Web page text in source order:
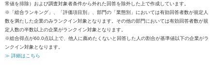
常値を排除）および調査対象者条件から外れた回答を除外した上で作成しています。
※「総合ランキング」、「評価項目別」、部門の「業態別」においては有効回答者数が規定人
数を満たした企業のみランクイン対象となります。その他の部門においては有効回答者数が規
定人数の半数以上の企業がランクイン対象となります。
※総合得点が60.0点以上で、他人に薦めたくないと回答した人の割合が基準値以下の企業がラ
ンクイン対象となります。
≫ 詳細はこちら